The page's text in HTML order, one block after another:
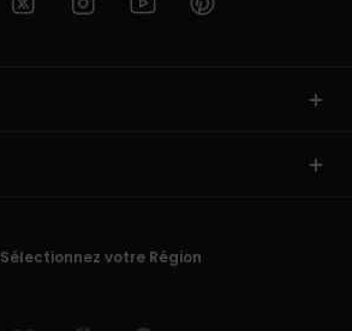
Sélectionnez votre Région